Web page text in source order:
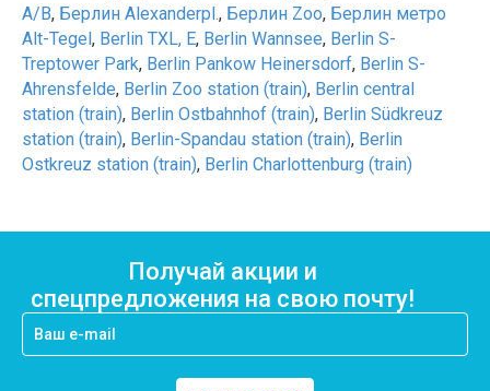
A/B, Берлин Alexanderpl., Берлин Zoo, Берлин метро
Alt-Tegel, Berlin TXL, E, Berlin Wannsee, Berlin S-
Treptower Park, Berlin Pankow Heinersdorf, Berlin S-
Ahrensfelde, Berlin Zoo station (train), Berlin central
station (train), Berlin Ostbahnhof (train), Berlin Südkreuz
station (train), Berlin-Spandau station (train), Berlin
Ostkreuz station (train), Berlin Charlottenburg (train)
Получай акции и
спецпредложения на свою почту!